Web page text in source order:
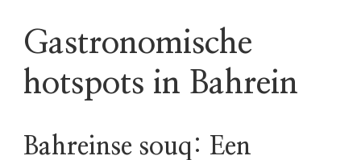
Gastronomische
hotspots in Bahrein
Bahreinse souq: Een